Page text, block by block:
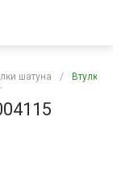
шатуна / Втулка